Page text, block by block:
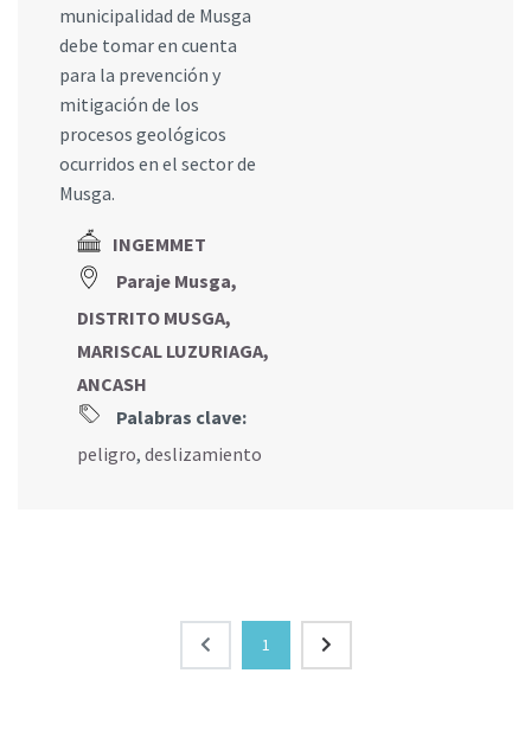
municipalidad de Musga
debe tomar en cuenta
para la prevención y
mitigación de los
procesos geológicos
ocurridos en el sector de
Musga.
INGEMMET
Paraje Musga,
DISTRITO MUSGA,
MARISCAL LUZURIAGA,
ANCASH
Palabras clave:
peligro, deslizamiento
1